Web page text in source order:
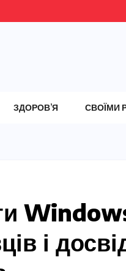
ЗДОРОВ’Я СВОЇМИ
і